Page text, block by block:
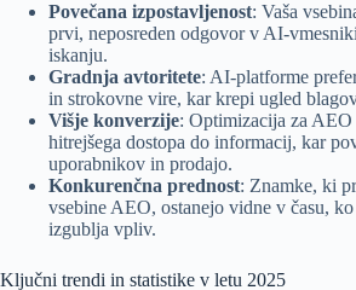
Povečana izpostavljenost: Vaša
prvi, neposreden odgovor v AI-
iskanju.
Gradnja avtoritete: AI-platforme
in strokovne vire, kar krepi ugled
Višje konverzije: Optimizacija za
hitrejšega dostopa do informacij, kar
uporabnikov in prodajo.
Konkurenčna prednost: Znamke, ki
vsebine AEO, ostanejo vidne v času,
izgublja vpliv.
Ključni trendi in statistike v letu 2025